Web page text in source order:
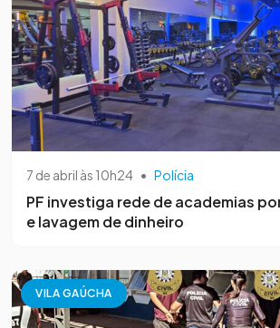
7 de abril às 10h24 • Polícia
PF investiga rede de academias
e lavagem de dinheiro
VILA GAÚCHA